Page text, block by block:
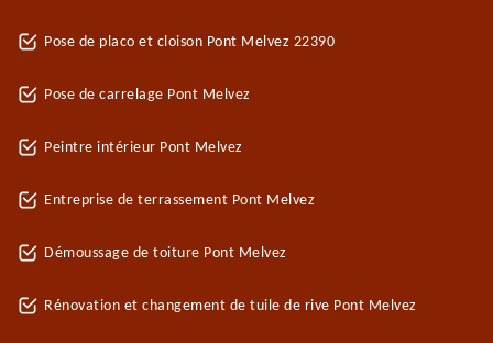
Pose de placo et cloison Pont Melvez 22390
Pose de carrelage Pont Melvez
Peintre intérieur Pont Melvez
Entreprise de terrassement Pont Melvez
Démoussage de toiture Pont Melvez
Rénovation et changement de tuile de rive Pont Melvez